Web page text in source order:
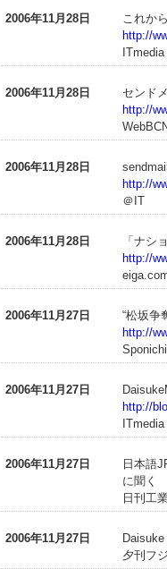
2006年11月28日
これか
http://
ITmedia
2006年11月28日
センド
http://
2006年11月28日
http://
＠IT
2006年11月28日
「ナシ
http://
2006年11月27日
“松坂争
http://
2006年11月27日
http://
ITmedia
2006年11月27日
日本語
に聞く
日刊工
2006年11月27日
夕刊フ